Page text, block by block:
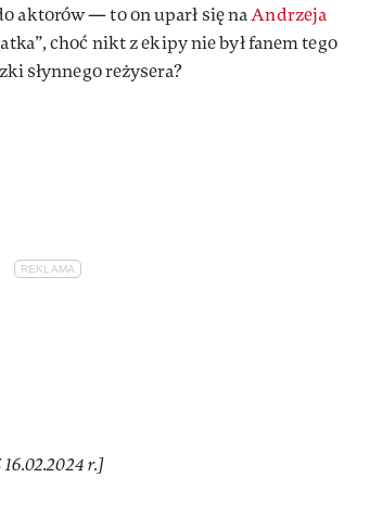
aktorów — to on uparł się naAndrzeja
choć nikt z ekipy nie był fanem tego
słynnego reżysera?
r.]